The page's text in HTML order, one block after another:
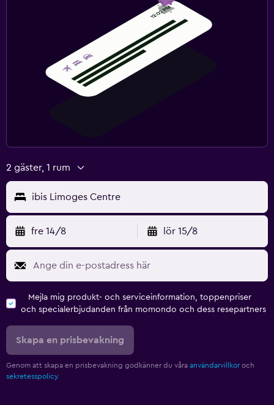
2 gäster, 1 rum
ibis Limoges Centre
fre 14/8 lör 15/8
Mejla mig produkt- och serviceinformation, toppenpriser
och specialerbjudanden från momondo och dess resepartners
Skapa en prisbevakning
Genom att skapa en prisbevakning godkänner du våra användarvillkor och
sekretesspolicy.